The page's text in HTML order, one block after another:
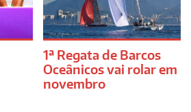
1ª Regata de Barcos
Oceânicos vai rolar em
novembro